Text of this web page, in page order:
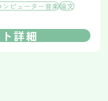
ンピューター音楽論文
詳細